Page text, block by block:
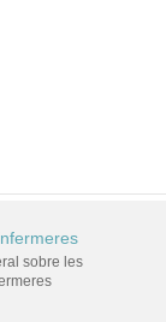
sobre les